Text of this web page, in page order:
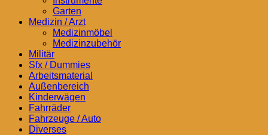
Garten
Medizin / Arzt
Medizinmöbel
Medizinzubehör
Militär
Sfx / Dummies
Arbeitsmaterial
Außenbereich
Kinderwägen
Fahrräder
Fahrzeuge / Auto
Diverses